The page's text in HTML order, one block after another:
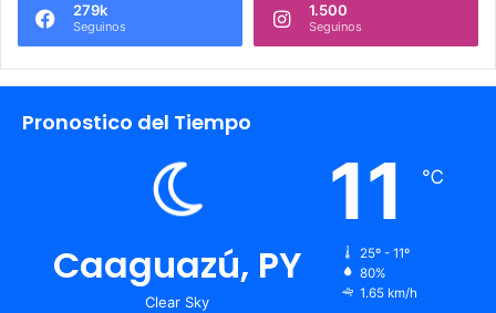
279k
Seguinos
1.500
Seguinos
Pronostico del Tiempo
Caaguazú, PY
Clear Sky
11 ℃
25º - 11º
80%
1.65 km/h